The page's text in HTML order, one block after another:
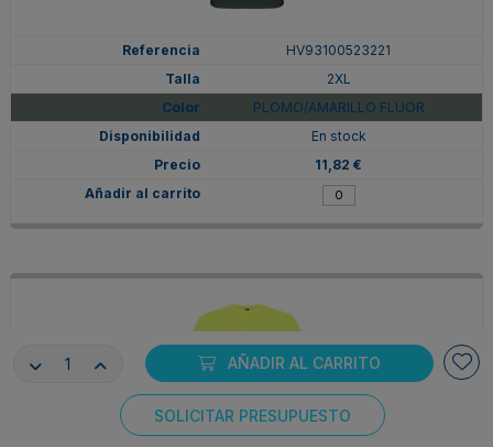
AÑADIR AL CARRITO
SOLICITAR PRESUPUESTO
HV93100523221
2XL
PLOMO/AMARILLO FLUOR
En stock
11,82 €
Consentimiento de cookies